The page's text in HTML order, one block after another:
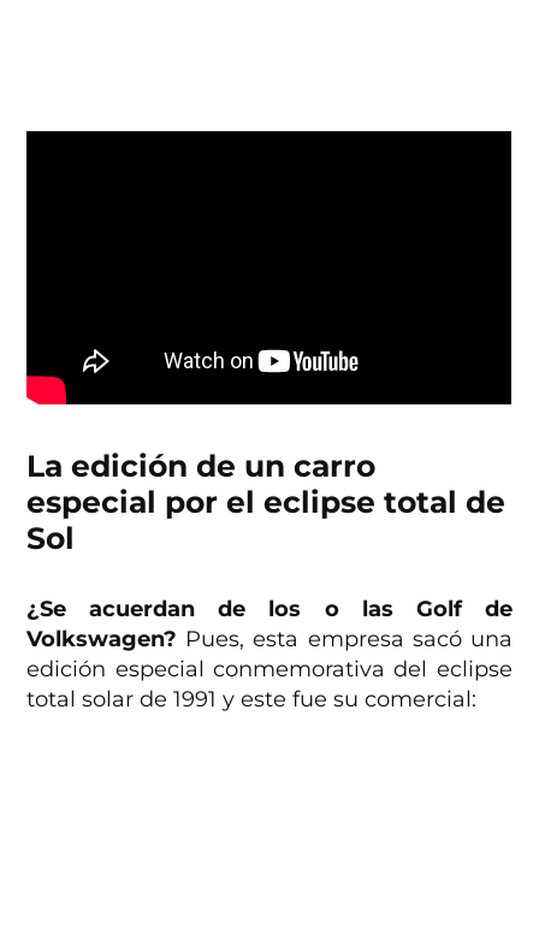
La edición de un carro
especial por el eclipse total de
Sol
¿Se acuerdan de los o las Golf de
Volkswagen? Pues, esta empresa sacó una
edición especial conmemorativa del eclipse
total solar de 1991 y este fue su comercial: